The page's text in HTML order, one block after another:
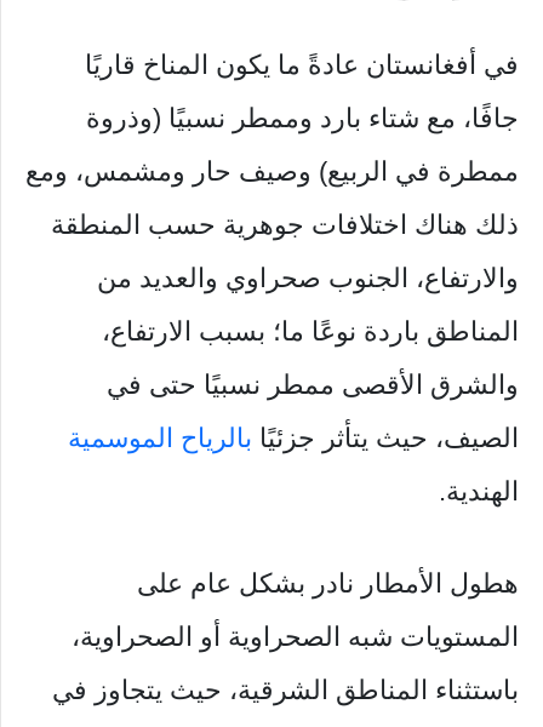
في أفغانستان عادةً ما يكون المناخ قاريًا
جافًا، مع شتاء بارد وممطر نسبيًا (وذروة
ممطرة في الربيع) وصيف حار ومشمس، ومع
ذلك هناك اختلافات جوهرية حسب المنطقة
والارتفاع، الجنوب صحراوي والعديد من
المناطق باردة نوعًا ما؛ بسبب الارتفاع،
والشرق الأقصى ممطر نسبيًا حتى في
الصيف، حيث يتأثر جزئيًا بالرياح الموسمية
الهندية.
هطول الأمطار نادر بشكل عام على
المستويات شبه الصحراوية أو الصحراوية،
باستثناء المناطق الشرقية، حيث يتجاوز في